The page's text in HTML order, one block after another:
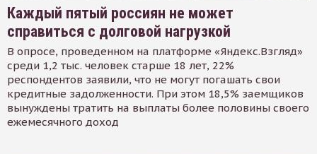
Каждый пятый россиян не может
справиться с долговой нагрузкой
В опросе, проведенном на платформе «Яндекс.Взгляд»
среди 1,2 тыс. человек старше 18 лет, 22%
респондентов заявили, что не могут погашать свои
кредитные задолженности. При этом 18,5% заемщиков
вынуждены тратить на выплаты более половины своего
ежемесячного доход